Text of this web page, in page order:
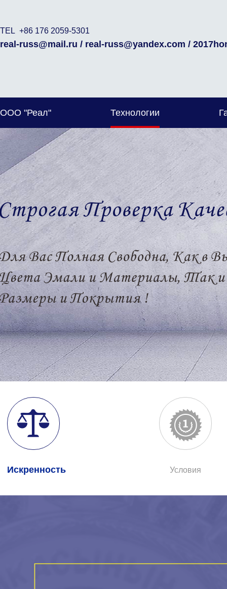
TEL +86 176 2059-5301
real-russ@mail.ru / real-russ@yandex.com /
ООО "Реал" Технологии
Искренность Условия